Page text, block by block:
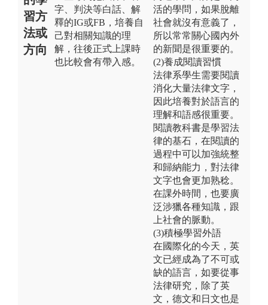
習方
法或
方向
字、判決等白話、解
釋的IG或FB，培養自
己對相關知識的理
解，往後正式上課時
也比較會有帶入感。
活的學問，如果脫離
社會就沒有意義了，
所以常常關心國內外
的新聞是很重要的。
(2)養成閱讀習慣
法律系學生需要閱讀
消化大量法律文字，
因此培養對於語言的
理解和語感很重要。
閱讀教科書是學習法
律的基石，在閱讀的
過程中可以加強統整
和歸納能力，對法律
文字也會更加熟稔。
在課外時間，也要廣
泛涉獵各種知識，跟
上社會的脈動。
(3)積極學習外語
在國際化的今天，英
文已經成為了不可或
缺的語言，如要從事
法律研究，除了英
文，德文和日文也是